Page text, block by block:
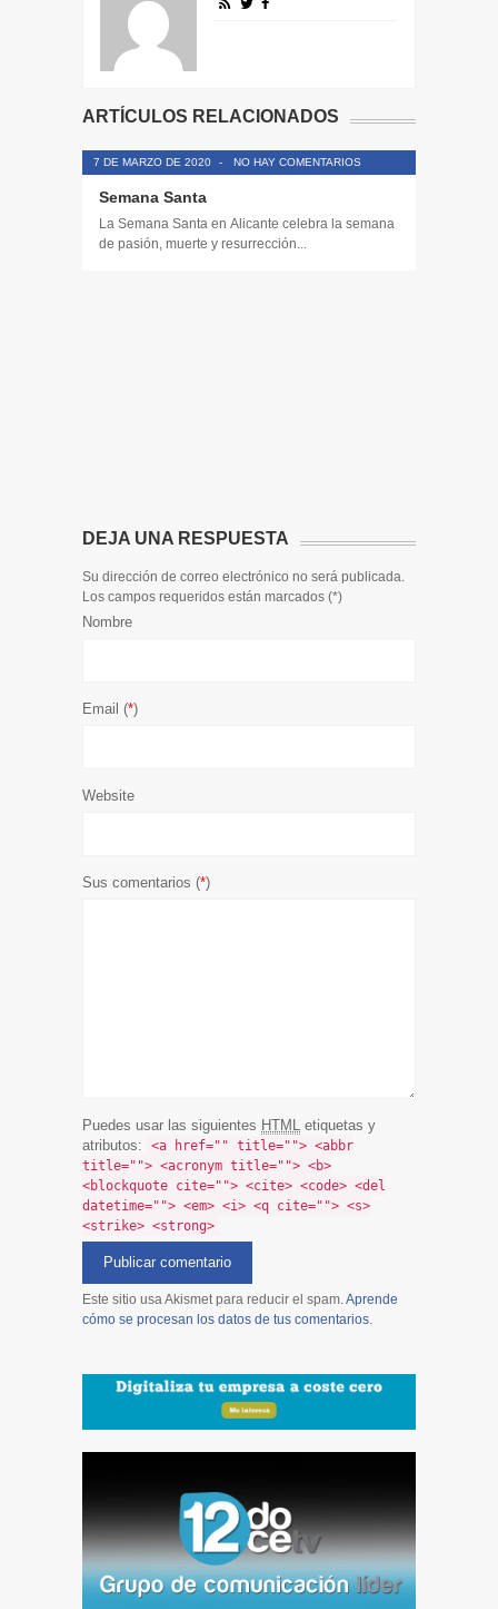
ARTÍCULOS RELACIONADOS
7 DE MARZO DE 2020 - NO HAY COMENTARIOS
Semana Santa
La Semana Santa en Alicante celebra la semana
de pasión, muerte y resurrección...
DEJA UNA RESPUESTA
Su dirección de correo electrónico no será publicada.
Los campos requeridos están marcados (*)
Nombre
Email (*)
Website
Sus comentarios (*)
Puedes usar las siguientes HTML
etiquetas y
atributos:
<a href="" title=""> <abbr
title=""> <acronym title=""> <b>
<blockquote cite=""> <cite> <code> <del
datetime=""> <em> <i> <q cite=""> <s>
<strike> <strong>
Este sitio usa Akismet para reducir el spam.Aprende
cómo se procesan los datos de tus comentarios.